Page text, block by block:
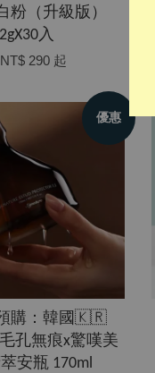
粉（升級版）
2gX30入
NT$ 290 起
優惠
購：韓國🇰🇷
毛孔無痕x驚嘆美
安瓶 170ml